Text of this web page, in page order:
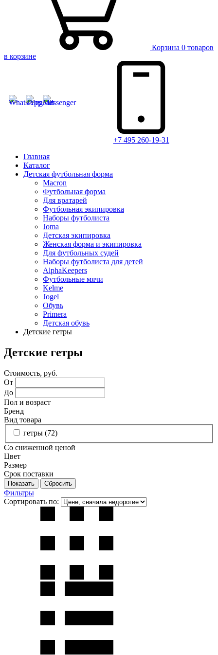
Корзина 0 товаров
в корзине
+7 495 260-19-31
Главная
Каталог
Детская футбольная форма
Macron
Футбольная форма
Для вратарей
Футбольная экипировка
Наборы футболиста
Joma
Детская экипировка
Женская форма и экипировка
Для футбольных судей
Наборы футболиста для детей
AlphaKeepers
Футбольные мячи
Kelme
Jogel
Обувь
Primera
Детская обувь
Детские гетры
Детские гетры
Стоимость, руб.
От
До
Пол и возраст
Бренд
Вид товара
гетры (72)
Со сниженной ценой
Цвет
Размер
Срок поставки
Фильтры
Сортировать по: